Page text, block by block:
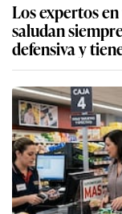
Los expertos
saludan
defensiva y